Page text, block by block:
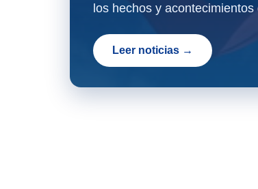
los hechos y
Leer noticias →